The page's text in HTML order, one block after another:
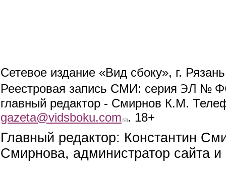
Сетевое издание «Вид сбоку», г.
Реестровая запись СМИ: серия ЭЛ №
главный редактор - Смирнов К.М.
gazeta@vidsboku.com (link sends e-mail)
. 18+
Главный редактор: Константин
Смирнова, администратор сайта